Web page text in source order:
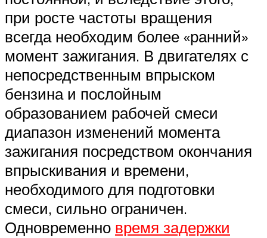
при росте частоты вращения
всегда необходим более «ранний»
момент зажигания. В двигателях с
непосредственным впрыском
бензина и послойным
образованием рабочей смеси
диапазон изменений момента
зажигания посредством окончания
впрыскивания и времени,
необходимого для подготовки
смеси, сильно ограничен.
Одновременно время задержки